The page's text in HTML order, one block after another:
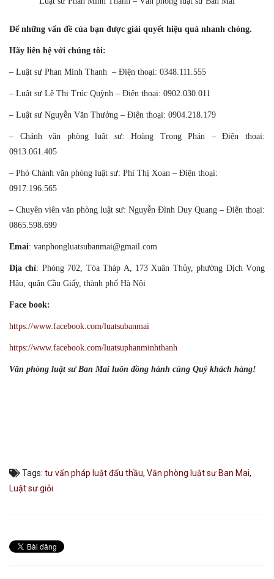
Để những vấn đề của bạn được giải quyết hiệu quả nhanh chóng.
Hãy liên hệ với chúng tôi:
– Luật sư Phan Minh Thanh – Điện thoại: 0348.111.555
– Luật sư Lê Thị Trúc Quỳnh – Điện thoại: 0902.030.011
– Luật sư Nguyễn Văn Thưởng – Điện thoại: 0904.218.179
– Chánh văn phòng luật sư: Hoàng Trọng Phán – Điện thoại:
0913.061.405
– Phó Chánh văn phòng luật sư: Phí Thị Xoan – Điện thoại:
0917.196.565
– Chuyên viên văn phòng luật sư: Nguyễn Đình Duy Quang – Điện thoại:
0865.598.699
Emai: vanphongluatsubanmai@gmail.com
Địa chỉ: Phòng 702, Tòa Tháp A, 173 Xuân Thủy, phường Dịch Vọng
Hậu, quận Cầu Giấy, thành phố Hà Nội
Face book:
https://www.facebook.com/luatsubanmai
https://www.facebook.com/luatsuphanminhthanh
Văn phòng luật sư Ban Mai luôn đồng hành cùng Quý khách hàng!
Tags: tư vấn pháp luật đấu thầu, Văn phòng luật sư Ban Mai,
Luật sư giỏi